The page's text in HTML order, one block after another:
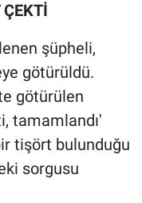
şüpheli,
götürüldü.
götürülen
tamamlandı'
tişört bulunduğu
sorgusu